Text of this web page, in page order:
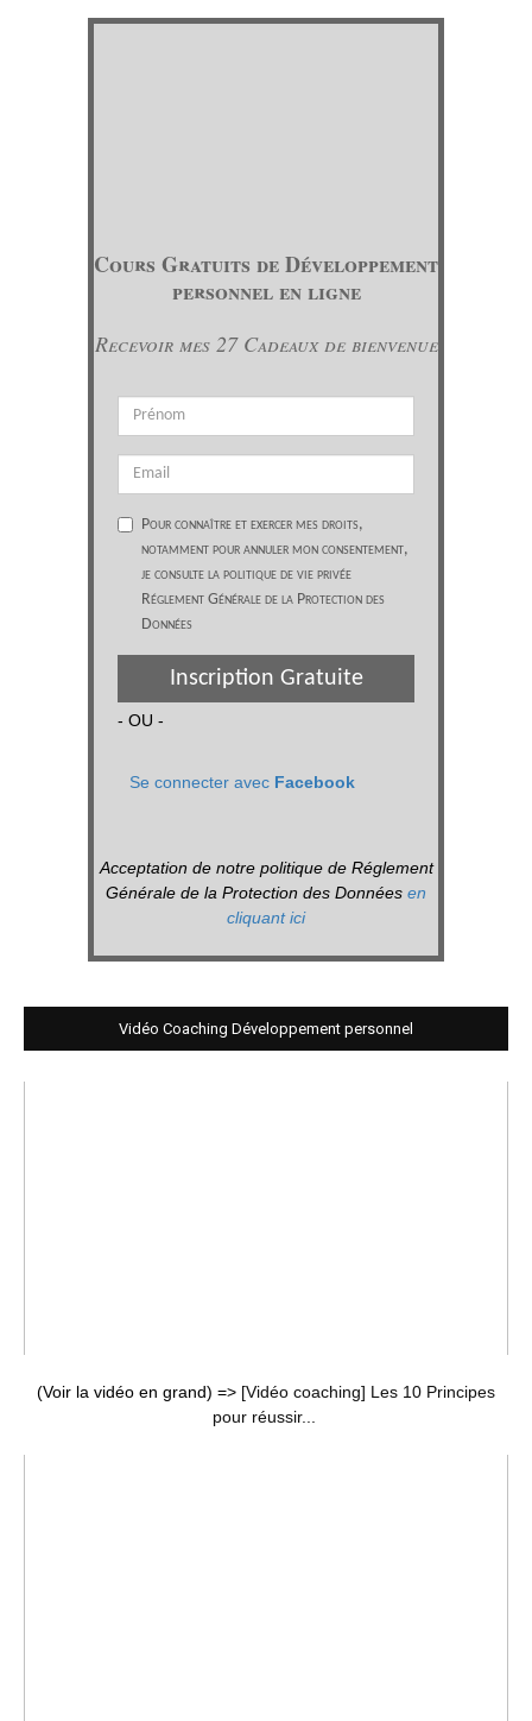
Cours Gratuits de Développement
personnel en ligne
Recevoir mes 27 Cadeaux de bienvenue
Pour connaître et exercer mes droits,
notamment pour annuler mon consentement,
je consulte la politique de vie privée
Réglement Générale de la Protection des
Données
Inscription Gratuite
- OU -
Se connecter avec Facebook
Acceptation de notre politique de Réglement
Générale de la Protection des Données en
cliquant ici
Vidéo Coaching Développement personnel
(Voir la vidéo en grand) => [Vidéo coaching] Les 10 Principes
pour réussir...